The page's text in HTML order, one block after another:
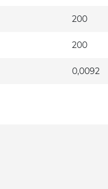
200
200
0,0092